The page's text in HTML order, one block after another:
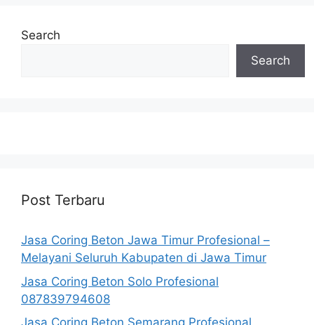
Search
Search
Post Terbaru
Jasa Coring Beton Jawa Timur Profesional –
Melayani Seluruh Kabupaten di Jawa Timur
Jasa Coring Beton Solo Profesional
087839794608